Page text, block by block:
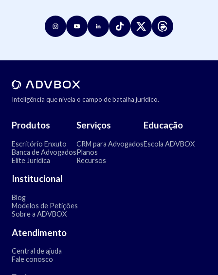
Inteligência que nivela o campo de batalha jurídico.
Produtos
Escritório Enxuto
Banca de Advogados
Elite Jurídica
Serviços
CRM para Advogados
Planos
Recursos
Educação
Escola ADVBOX
Institucional
Blog
Modelos de Petições
Sobre a ADVBOX
Atendimento
Central de ajuda
Fale conosco